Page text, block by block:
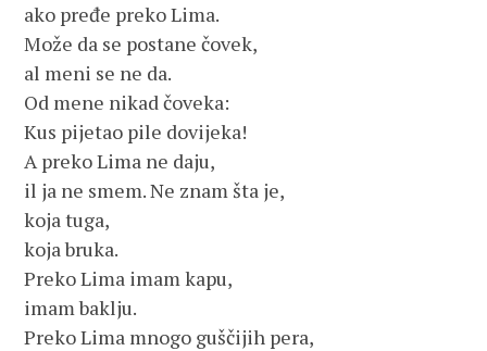
ako pređe preko Lima.
Može da se postane čovek,
al meni se ne da.
Od mene nikad čoveka:
Kus pijetao pile dovijeka!
A preko Lima ne daju,
il ja ne smem. Ne znam šta je,
koja tuga,
koja bruka.
Preko Lima imam kapu,
imam baklju.
Preko Lima mnogo guščijih pera,